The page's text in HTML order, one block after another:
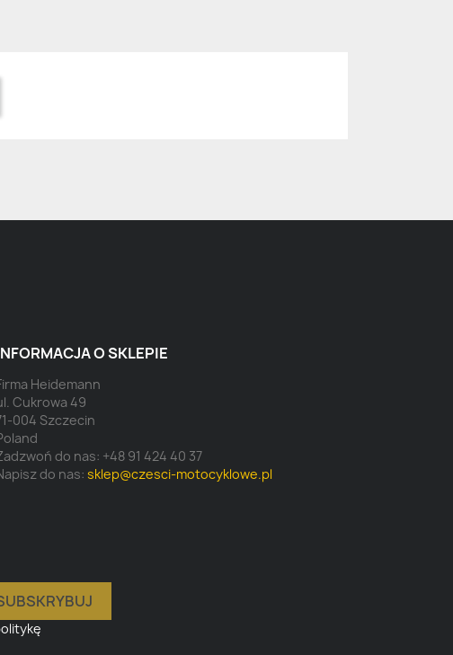
O SKLEPIE
Heidemann
Cukrowa 49
004 Szczecin
do nas: +48 91 424 40 37
do nas:sklep@czesci-motocyklowe.pl